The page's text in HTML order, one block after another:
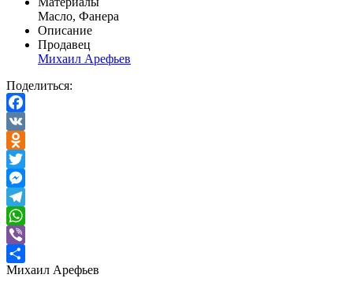
Масло, Фанера
Описание
Продавец
Михаил Арефьев
Поделиться:
Facebook
VK
Odnoklassniki
Twitter
Messenger
Telegram
WhatsApp
Viber
Отправить
Михаил Арефьев